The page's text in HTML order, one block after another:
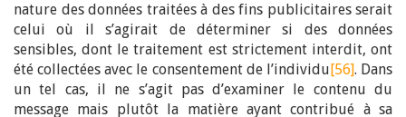
nature des données traitées à des fins publicitaires serait
celui où il s’agirait de déterminer si des données
sensibles, dont le traitement est strictement interdit, ont
été collectées avec le consentement de l’individu[56]. Dans
un tel cas, il ne s’agit pas d’examiner le contenu du
message mais plutôt la matière ayant contribué à sa